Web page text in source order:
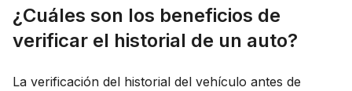
¿Cuáles son los beneficios de
verificar el historial de un auto?
La verificación del historial del vehículo antes de